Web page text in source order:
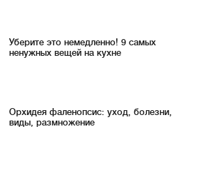
Уберите это немедленно! 9 самых
ненужных вещей на кухне
Орхидея фаленопсис: уход, болезни,
виды, размножение